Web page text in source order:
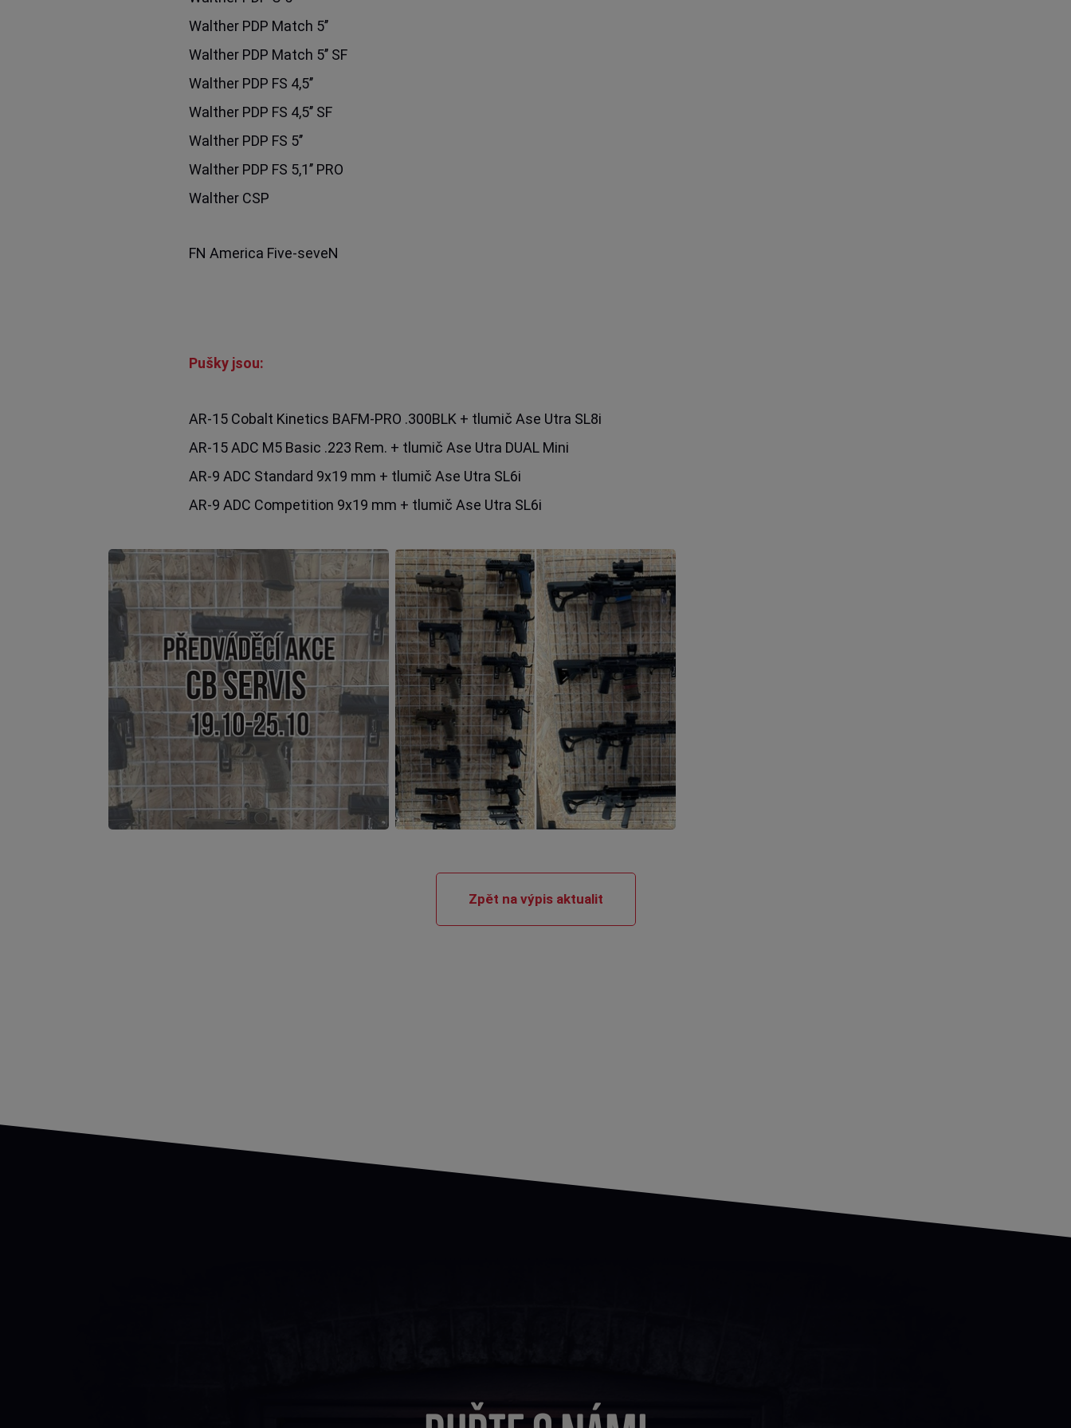
Walther PDP Match 5’’
Walther PDP Match 5’’ SF
Walther PDP FS 4,5’’
Walther PDP FS 4,5’’ SF
Walther PDP FS 5’’
Walther PDP FS 5,1’’ PRO
Walther CSP
FN America Five-seveN
Pušky jsou:
AR-15 Cobalt Kinetics BAFM-PRO .300BLK + tlumič Ase Utra SL8i
AR-15 ADC M5 Basic .223 Rem. + tlumič Ase Utra DUAL Mini
AR-9 ADC Standard 9x19 mm + tlumič Ase Utra SL6i
AR-9 ADC Competition 9x19 mm + tlumič Ase Utra SL6i
Zpět na výpis aktualit